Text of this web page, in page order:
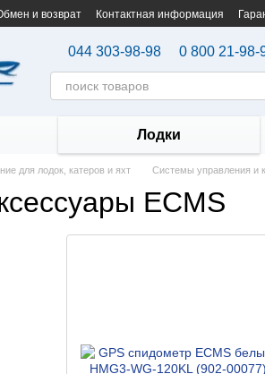
и возврат Контактная информация
044 303-98-98 0 800 21-98-
Лодки
для лодок, катеров и яхт Системы управления и
ECMS